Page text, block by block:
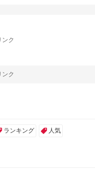
ク
ク
ランキング 人気